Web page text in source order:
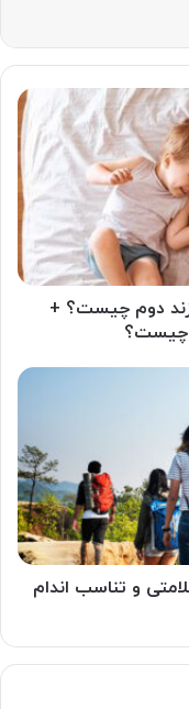
دوم چیست؟ +
چیست؟
و تناسب اندام